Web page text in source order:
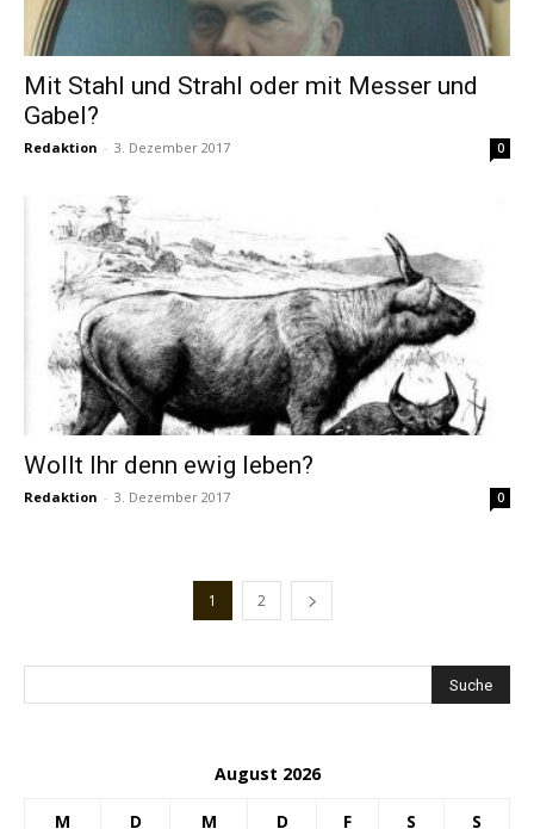
Mit Stahl und Strahl oder mit Messer und
Gabel?
Redaktion - 3. Dezember 2017 0
Wollt Ihr denn ewig leben?
Redaktion - 3. Dezember 2017 0
1 2
August 2026
M D M D F S S